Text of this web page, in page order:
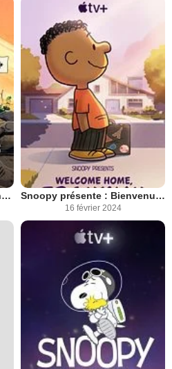
Le camp de vacances de Snoopy Snoopy présente : Bienvenue à la maison, Franklin
16 février 2024